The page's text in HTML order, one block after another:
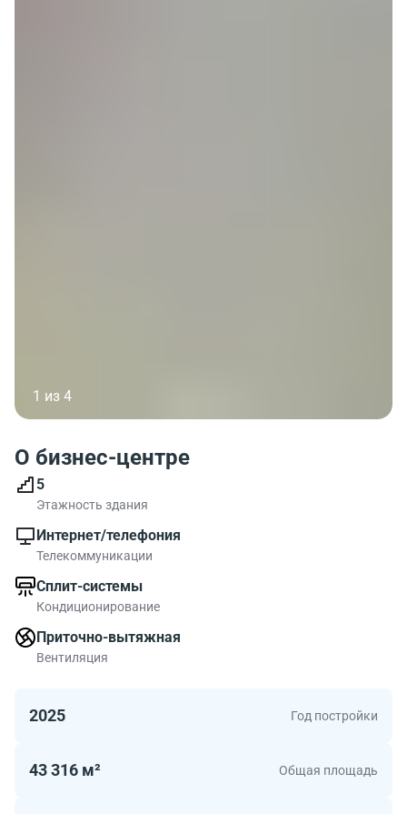
1 из 4
О бизнес-центре
5
Этажность здания
Интернет/телефония
Телекоммуникации
Сплит-системы
Кондиционирование
Приточно-вытяжная
Вентиляция
2025 Год постройки
43 316 м² Общая площадь